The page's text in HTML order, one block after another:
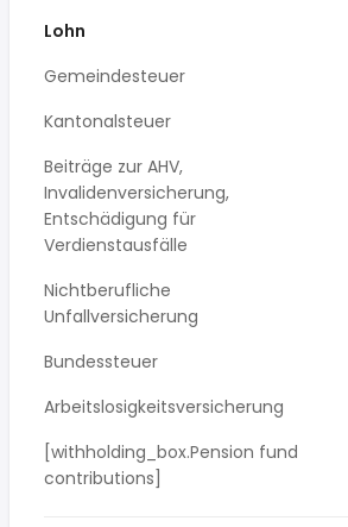
Lohn
Gemeindesteuer
Kantonalsteuer
Beiträge zur AHV,
Invalidenversicherung,
Entschädigung für
Verdienstausfälle
Nichtberufliche
Unfallversicherung
Bundessteuer
Arbeitslosigkeitsversicherung
[withholding_box.Pension fund
contributions]